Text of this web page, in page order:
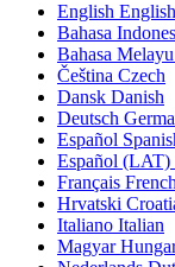
English English
Bahasa
Bahasa Melayu
Čeština Czech
Dansk Danish
Deutsch
Español
Español (LAT)
Français French
Hrvatski
Italiano Italian
Magyar